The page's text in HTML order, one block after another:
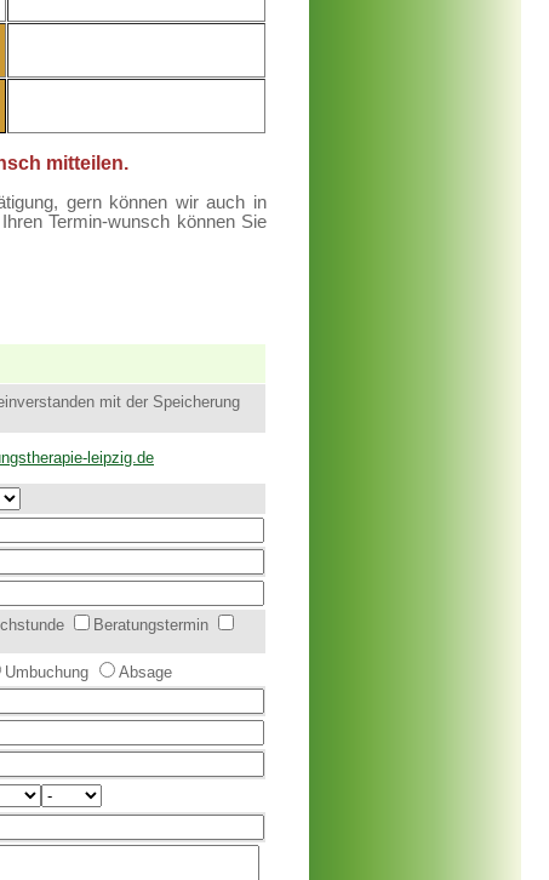
mitteilen.
gern können wir auch in
Termin-wunsch können Sie
mit der Speicherung
leipzig.de
Beratungstermin
Umbuchung
Absage